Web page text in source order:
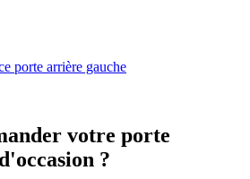
porte arrière gauche
votre porte
?